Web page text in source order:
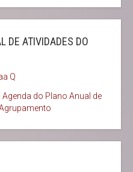
DE ATIVIDADES DO
do Plano Anual de